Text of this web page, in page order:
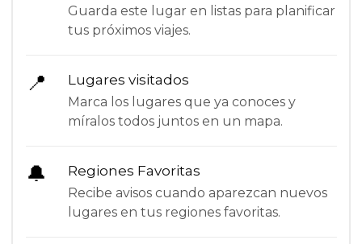
Guarda este lugar en listas para planificar
tus próximos viajes.
📍 Lugares visitados
Marca los lugares que ya conoces y
míralos todos juntos en un mapa.
🔔 Regiones Favoritas
Recibe avisos cuando aparezcan nuevos
lugares en tus regiones favoritas.